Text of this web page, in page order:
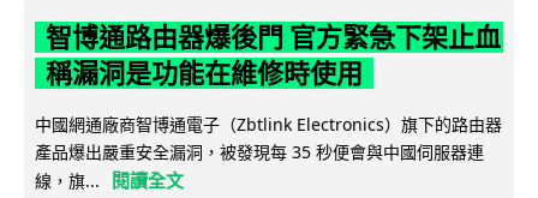
智博通路由器爆後門 官方緊急下架止血
稱漏洞是功能在維修時使用
中國網通廠商智博通電子（Zbtlink Electronics）旗下的路由器
產品爆出嚴重安全漏洞，被發現每 35 秒便會與中國伺服器連
線，旗...
閱讀全文